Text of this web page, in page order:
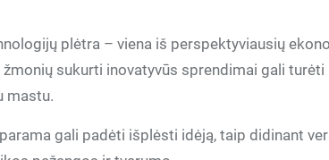
plėtra – viena iš perspektyviausių
žmonių sukurti inovatyvūs sprendimai gali
mastu.
parama gali padėti išplėsti idėją, taip didinant